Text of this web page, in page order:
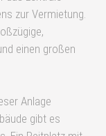
zur Vermietung.
einen großen
Anlage
gibt es